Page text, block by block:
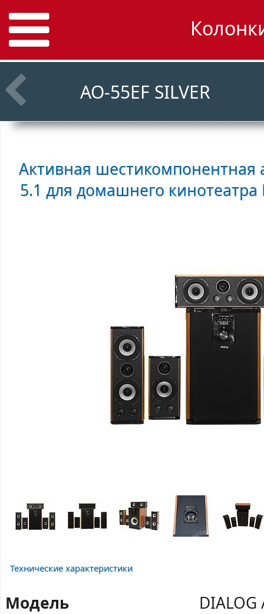
AO-55EF SILVER
Активная шестикомпонентная
5.1 для домашнего кинотеатра
Технические характеристики
Модель
DIALOG